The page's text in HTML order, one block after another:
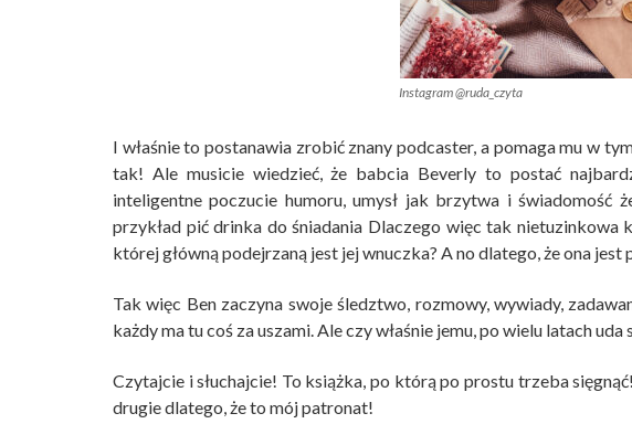
Instagram @ruda_czyta
I właśnie to postanawia zrobić znany podcaster, a pomaga mu w
tak! Ale musicie wiedzieć, że babcia Beverly to postać
inteligentne poczucie humoru, umysł jak brzytwa i
przykład pić drinka do śniadania Dlaczego więc tak nietuzinkowa
której główną podejrzaną jest jej wnuczka? A no dlatego, że ona jest
Tak więc Ben zaczyna swoje śledztwo, rozmowy, wywiady,
każdy ma tu coś za uszami. Ale czy właśnie jemu, po wielu latach uda
Czytajcie i słuchajcie! To książka, po którą po prostu trzeba
drugie dlatego, że to mój patronat!